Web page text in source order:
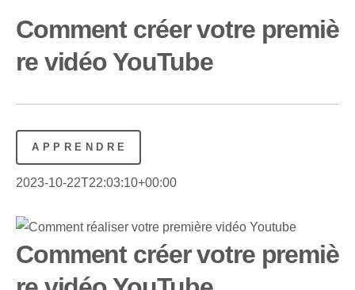
Comment créer votre premiè
re vidéo YouTube
APPRENDRE
2023-10-22T22:03:10+00:00
Comment créer votre premiè